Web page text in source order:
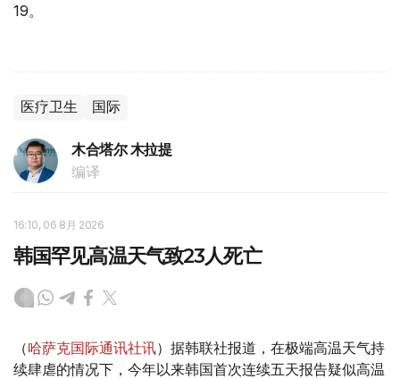
19。
医疗卫生 国际
木合塔尔 木拉提
编译
16:10, 06 8月 2026
韩国罕见高温天气致23人死亡
（哈萨克国际通讯社讯）据韩联社报道，在极端高温天气持
续肆虐的情况下，今年以来韩国首次连续五天报告疑似高温